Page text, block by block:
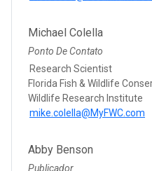
Michael Colella
Ponto De Contato
Research Scientist
Florida Fish & Wildlife
Wildlife Research Institute
mike.colella@MyFWC.com
Abby Benson
Publicador